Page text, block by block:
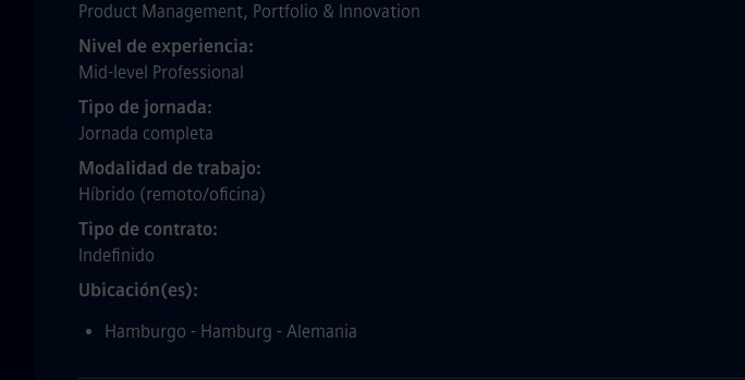
Product Management, Portfolio & Innovation
Nivel de experiencia
Mid-level Professional
Tipo de jornada
Jornada completa
Modalidad de trabajo
Híbrido (remoto/oficina)
Tipo de contrato
Indefinido
Ubicación(es)
Hamburgo - Hamburg - Alemania